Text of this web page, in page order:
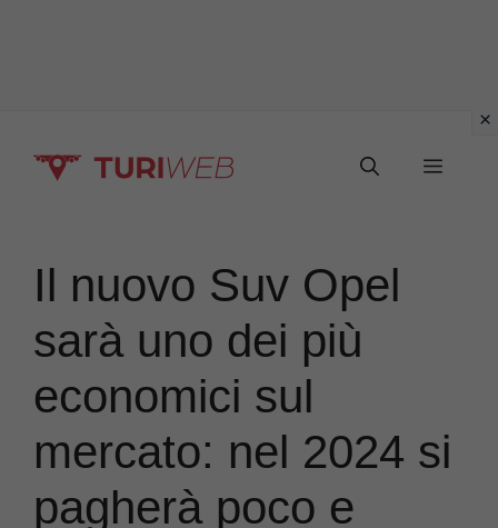
Menu
Il nuovo Suv Opel
sarà uno dei più
economici sul
mercato: nel 2024 si
pagherà poco e